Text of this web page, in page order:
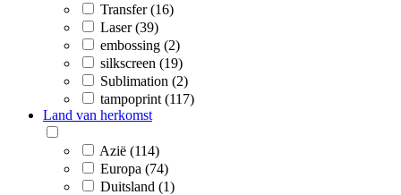
Transfer (16)
Laser (39)
embossing (2)
silkscreen (19)
Sublimation (2)
tampoprint (117)
Land van herkomst
Azië (114)
Europa (74)
Duitsland (1)